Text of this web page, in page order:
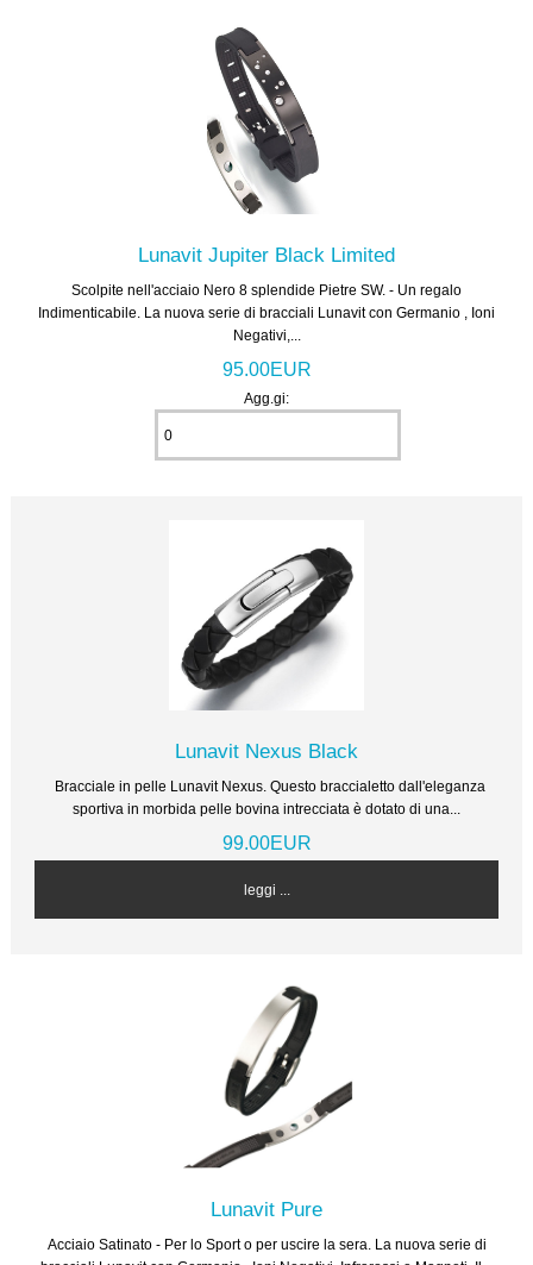
Lunavit Jupiter Black Limited
Scolpite nell'acciaio Nero 8 splendide Pietre SW. - Un regalo
Indimenticabile. La nuova serie di bracciali Lunavit con Germanio , Ioni
Negativi,...
95.00EUR
Agg.gi:
Lunavit Nexus Black
Bracciale in pelle Lunavit Nexus. Questo braccialetto dall'eleganza
sportiva in morbida pelle bovina intrecciata è dotato di una...
99.00EUR
leggi ...
Lunavit Pure
Acciaio Satinato - Per lo Sport o per uscire la sera. La nuova serie di